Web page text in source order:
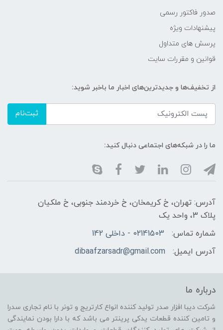
صدور فاکتور رسمی
پیشنهادات ویژه
پرسش های متداول
قوانین و مقررات سایت
از تخفیف‌ها و جدیدترین‌های اخبار ما باخبر شوید:
ثبت‌نام
ما را در شبکه‌های اجتماعی دنبال کنید:
آدرس: تهران، خ کریمخان، خ خردمند جنوبی، خ ملکیان
پلاک 3، واحد یک
شماره تماس:
02141503 - داخلی 142
آدرس ایمیل:
dibaafzarsadr@gmail.com
درباره ما
شرکت دیبا افزار صدر تولید کننده انواع کارتریج و تونر با نام تجاری سدرا
و تامین کننده قطعات یدکی پرینتر می باشد که با دارا بودن نمایندگی